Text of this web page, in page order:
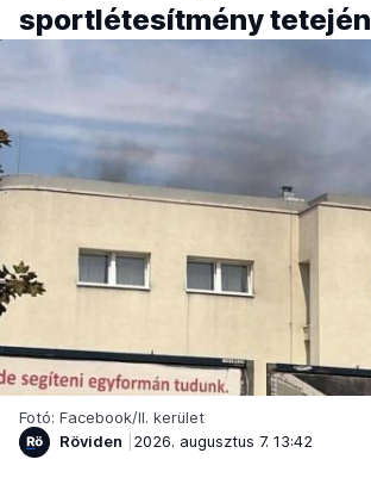
sportlétesítmény tetején
Fotó: Facebook/II. kerület
Röviden
2026. augusztus 7. 13:42